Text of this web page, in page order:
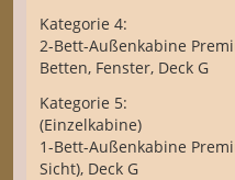
Kategorie 4:
2-Bett-Außenkabine
Betten, Fenster, Deck G
Kategorie 5:
(Einzelkabine)
1-Bett-Außenkabine
Sicht), Deck G